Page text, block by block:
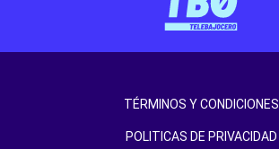
TÉRMINOS Y CONDICIONES
POLITICAS DE PRIVACIDAD